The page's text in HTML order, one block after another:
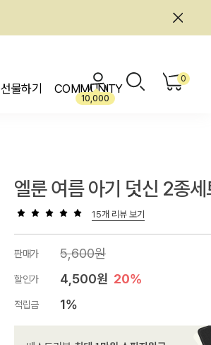
선물하기 COMMUNITY
10,000
0
엘룬 여름 아기 덧신 2종세
15개 리뷰 보기
판매가 5,600원
할인가 4,500원 20%
적립금 1%